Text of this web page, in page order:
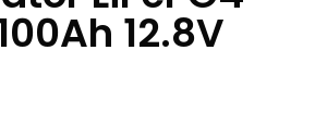
12.8V